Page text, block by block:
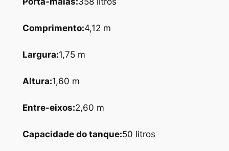
Comprimento:4,12 m
Largura:1,75 m
Altura:1,60 m
Entre-eixos:2,60 m
Capacidadedo tanque:50 litros